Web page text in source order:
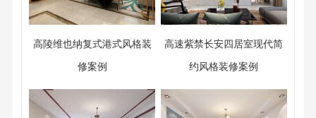
高陵维也纳复式港式风格装
修案例
高速紫禁长安四居室现代简
约风格装修案例